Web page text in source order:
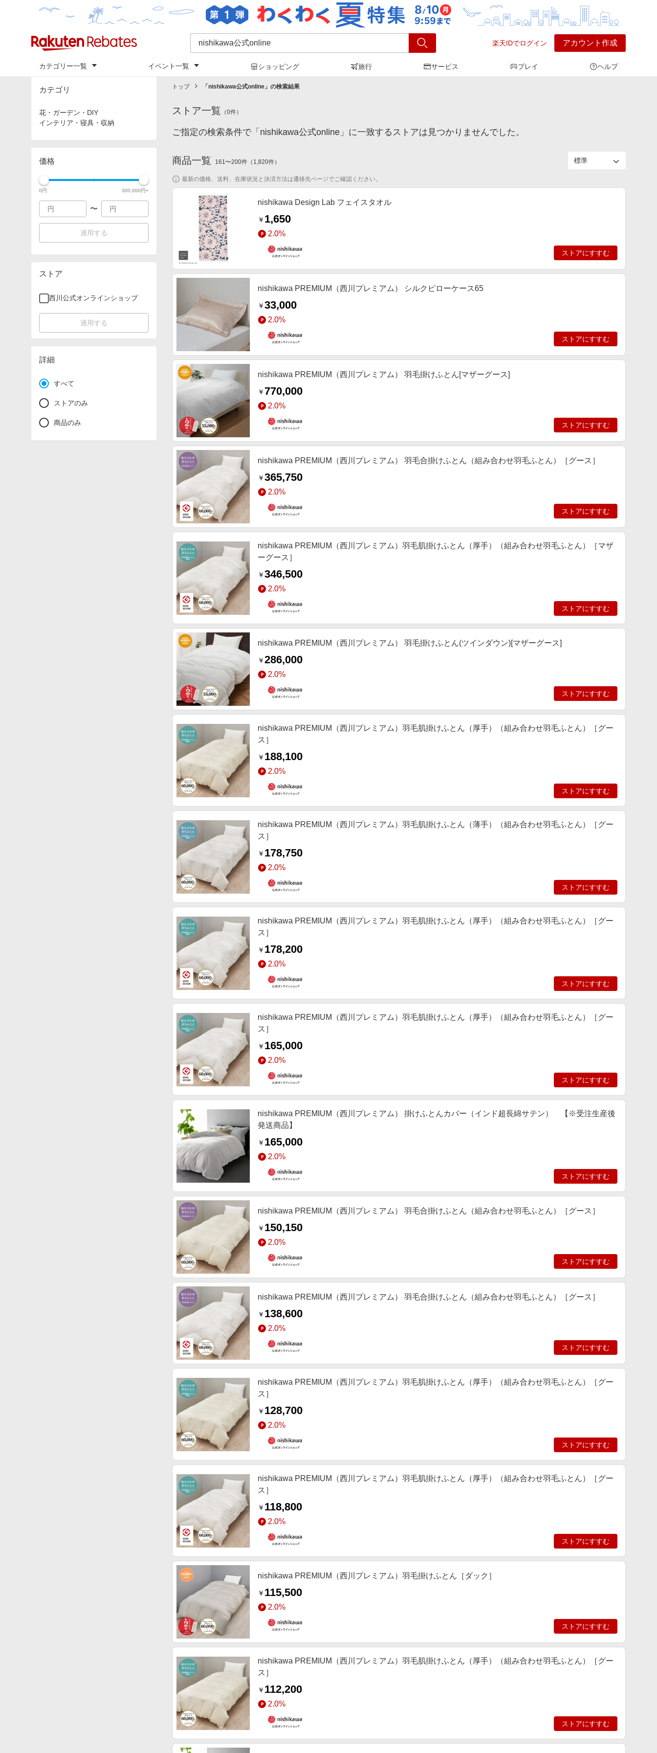
楽天IDでログイン アカウント作成
カテゴリー一覧 イベント一覧 ショッピング 旅行 サービス プレイ ヘルプ
カテゴリ
花・ガーデン・DIY
インテリア・寝具・収納
価格
0円 300,000円+
〜
適用する
ストア
西川公式オンラインショップ
適用する
詳細
すべて
ストアのみ
商品のみ
トップ 「 nishikawa公式online 」の検索結果
ストア一覧 （0件）
ご指定の検索条件で「nishikawa公式online」に一致するストアは見つかりませんでした。
商品一覧 161〜200件 （ 1,820件）
最新の価格、送料、在庫状況と決済方法は遷移先ページでご確認ください。
nishikawa Design Lab フェイスタオル
￥ 1,650
2.0%
ストアにすすむ
nishikawa PREMIUM（西川プレミアム） シルクピローケース65
￥33,000
2.0%
ストアにすすむ
nishikawa PREMIUM（西川プレミアム） 羽毛掛けふとん[マザーグース]
￥ 770,000
2.0%
ストアにすすむ
nishikawa PREMIUM（西川プレミアム） 羽毛合掛けふとん（組み合わせ羽毛ふとん）［グース］
￥365,750
2.0%
ストアにすすむ
nishikawa PREMIUM（西川プレミアム）羽毛肌掛けふとん（厚手）（組み合わせ羽毛ふとん）［マザ
ーグース］
￥346,500
2.0%
ストアにすすむ
nishikawa PREMIUM（西川プレミアム） 羽毛掛けふとん(ツインダウン)[マザーグース]
￥286,000
2.0%
ストアにすすむ
nishikawa PREMIUM（西川プレミアム）羽毛肌掛けふとん（厚手）（組み合わせ羽毛ふとん）［グー
ス］
￥ 188,100
2.0%
ストアにすすむ
nishikawa PREMIUM（西川プレミアム）羽毛肌掛けふとん（薄手）（組み合わせ羽毛ふとん）［グー
ス］
￥ 178,750
2.0%
ストアにすすむ
nishikawa PREMIUM（西川プレミアム）羽毛肌掛けふとん（厚手）（組み合わせ羽毛ふとん）［グー
ス］
￥ 178,200
2.0%
ストアにすすむ
nishikawa PREMIUM（西川プレミアム）羽毛肌掛けふとん（厚手）（組み合わせ羽毛ふとん）［グー
ス］
￥ 165,000
2.0%
ストアにすすむ
nishikawa PREMIUM（西川プレミアム） 掛けふとんカバー（インド超長綿サテン） 【※受注生産後
発送商品】
￥ 165,000
2.0%
ストアにすすむ
nishikawa PREMIUM（西川プレミアム） 羽毛合掛けふとん（組み合わせ羽毛ふとん）［グース］
￥ 150,150
2.0%
ストアにすすむ
nishikawa PREMIUM（西川プレミアム） 羽毛合掛けふとん（組み合わせ羽毛ふとん）［グース］
￥ 138,600
2.0%
ストアにすすむ
nishikawa PREMIUM（西川プレミアム）羽毛肌掛けふとん（厚手）（組み合わせ羽毛ふとん）［グー
ス］
￥ 128,700
2.0%
ストアにすすむ
nishikawa PREMIUM（西川プレミアム）羽毛肌掛けふとん（厚手）（組み合わせ羽毛ふとん）［グー
ス］
￥ 118,800
2.0%
ストアにすすむ
nishikawa PREMIUM（西川プレミアム）羽毛掛けふとん［ダック］
￥ 115,500
2.0%
ストアにすすむ
nishikawa PREMIUM（西川プレミアム）羽毛肌掛けふとん（厚手）（組み合わせ羽毛ふとん）［グー
ス］
￥ 112,200
2.0%
ストアにすすむ